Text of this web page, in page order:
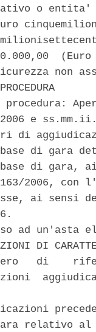
o
non
procedura:
e
di
di gara
di gara,
2006, con
ai sensi
ad un'asta
DI
di
relativo